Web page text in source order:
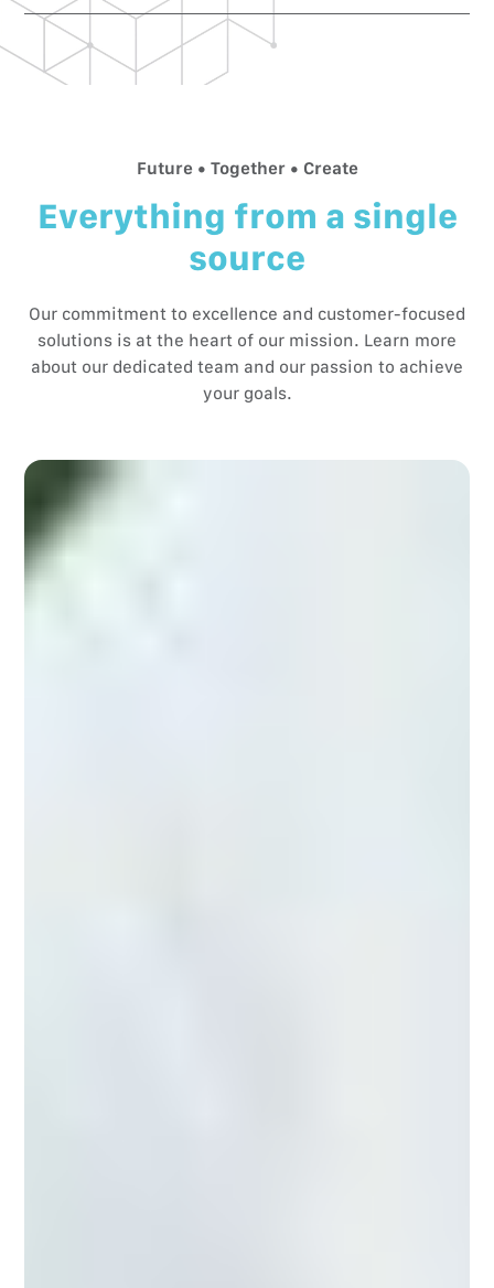
government appointments such as the employment
office.
Our close support is based on your individual schedule
— up to retirement and beyond, if you wish.
Future • Together • Create
Everything from a single
source
Our commitment to excellence and customer-focused
solutions is at the heart of our mission. Learn more
about our dedicated team and our passion to achieve
your goals.